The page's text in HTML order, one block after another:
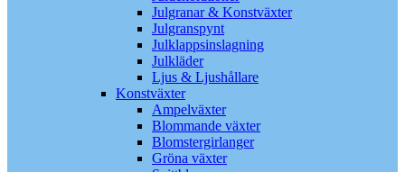
Julgranar & Konstväxter
Julgranspynt
Julklappsinslagning
Julkläder
Ljus & Ljushållare
Konstväxter
Ampelväxter
Blommande växter
Blomstergirlanger
Gröna växter